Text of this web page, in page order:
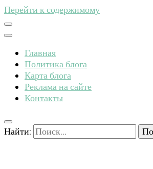
Перейти к содержимому
Главная
Политика блога
Карта блога
Реклама на сайте
Контакты
Найти: